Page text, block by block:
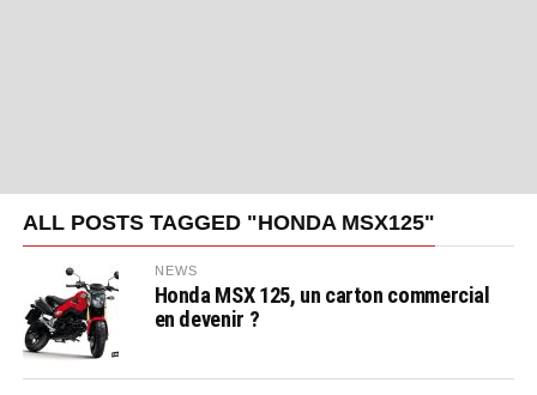
ALL POSTS TAGGED "HONDA MSX125"
NEWS
Honda MSX 125, un carton commercial
en devenir ?